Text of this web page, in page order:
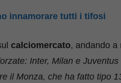
innamorare tutti i tifosi
calciomercato, andando a
Inter, Milan e Juventus
il Monza, che ha fatto tipo